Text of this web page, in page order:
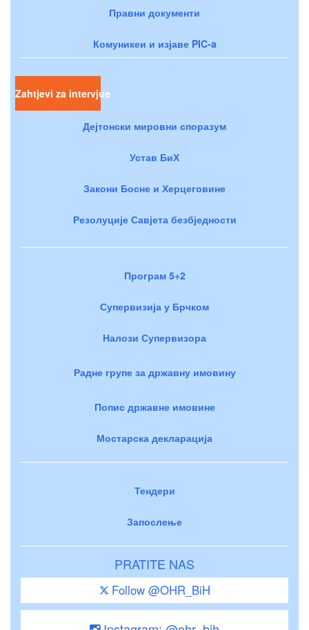
Правни документи
Комуникеи и изјаве PIC-a
Zahtjevi za intervjue
Дејтонски мировни споразум
Устав БиХ
Закони Босне и Херцеговине
Резолуције Савјета безбједности
Програм 5+2
Супервизија у Брчком
Налози Супервизора
Радне групе за државну имовину
Попис државне имовине
Мостарска декларација
Тендери
Запослење
PRATITE NAS
Follow @OHR_BiH